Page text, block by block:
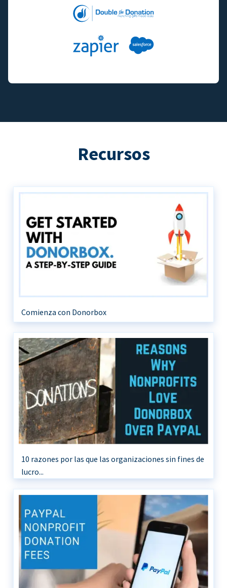
Recursos
Comienza con Donorbox
10 razones por las que las organizaciones sin fines de
lucro...